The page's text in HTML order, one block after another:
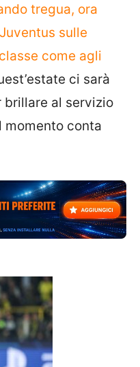
tregua, ora
sulle
come agli
ci sarà
brillare al servizio
momento conta